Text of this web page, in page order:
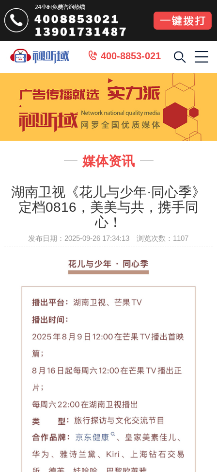
 400-8853-021
 媒体资讯 
湖南卫视《花儿与少年·同心季》
定档0816，美美与共，携手同
心！
发布日期：2025-09-26 17:34:13 浏览次数： 1107